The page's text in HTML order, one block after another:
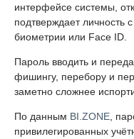
интерфейсе системы,
подтверждает личность
биометрии или Face ID.
Пароль вводить и
фишингу, перебору и
заметно сложнее
По данным BI.ZONE ,
привилегированных